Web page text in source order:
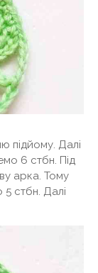
підйому. Далі
6 стбн. Під
арка. Тому
стбн. Далі